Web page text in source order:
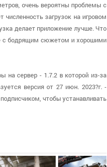
очень вероятны проблемы с
загрузок на игровом
делает приложение лучше. Что
с бодрящим сюжетом и хорошими
на сервер - 1.7.2 в которой из-за
версия от 27 июн. 2023?г. -
чтобы устанавливать